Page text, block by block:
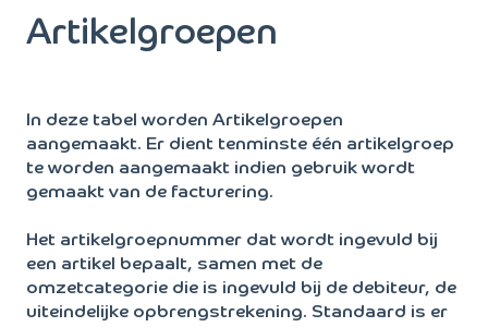
Artikelgroepen
In deze tabel worden Artikelgroepen
aangemaakt. Er dient tenminste één artikelgroep
te worden aangemaakt indien gebruik wordt
gemaakt van de facturering.
Het artikelgroepnummer dat wordt ingevuld bij
een artikel bepaalt, samen met de
omzetcategorie die is ingevuld bij de debiteur, de
uiteindelijke opbrengstrekening. Standaard is er